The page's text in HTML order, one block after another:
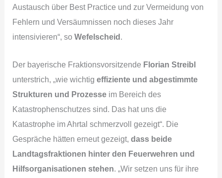
Austausch über Best Practice und zur Vermeidung von
Fehlern und Versäumnissen noch dieses Jahr
intensivieren“, soWefelscheid.
Der bayerische Fraktionsvorsitzende Florian Streibl
unterstrich, „wie wichtigeffiziente und abgestimmte
Strukturen und Prozesse im Bereich des
Katastrophenschutzes sind. Das hat uns die
Katastrophe im Ahrtal schmerzvoll gezeigt“. Die
Gespräche hätten erneut gezeigt,dass beide
Landtagsfraktionen hinter den Feuerwehren und
Hilfsorganisationen stehen. „Wir setzen uns für ihre